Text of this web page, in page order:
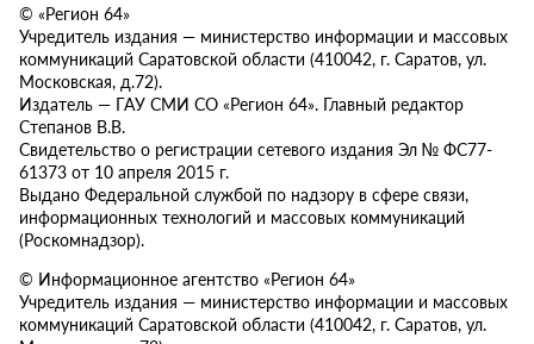
© «Регион 64»
Учредитель издания — министерство информации и массовых
коммуникаций Саратовской области (410042, г. Саратов, ул.
Московская, д.72).
Издатель — ГАУ СМИ СО «Регион 64». Главный редактор
Степанов В.В.
Свидетельство о регистрации сетевого издания Эл № ФС77-
61373 от 10 апреля 2015 г.
Выдано Федеральной службой по надзору в сфере связи,
информационных технологий и массовых коммуникаций
(Роскомнадзор).
© Информационное агентство «Регион 64»
Учредитель издания — министерство информации и массовых
коммуникаций Саратовской области (410042, г. Саратов, ул.